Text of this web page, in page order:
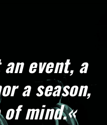
event, a
a season,
mind.«